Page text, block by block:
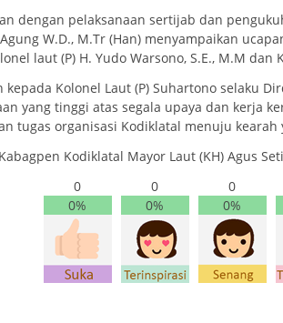
dengan pelaksanaan sertijab dan
W.D., M.Tr (Han) menyampaikan
laut (P) H. Yudo Warsono, S.E., M.M
kepada Kolonel Laut (P) Suhartono selaku
yang tinggi atas segala upaya dan kerja
tugas organisasi Kodiklatal menuju kearah
Kodiklatal Mayor Laut (KH) Agus
0
0%
0
0%
0
0%